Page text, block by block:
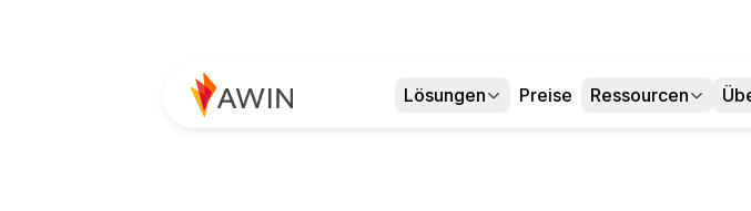
Lösungen Preise Ressourcen